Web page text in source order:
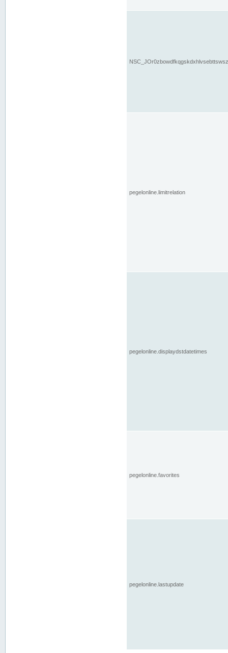
pegelonline.limitrelation
pegelonline.displaydstdatetimes
pegelonline.favorites
pegelonline.lastupdate